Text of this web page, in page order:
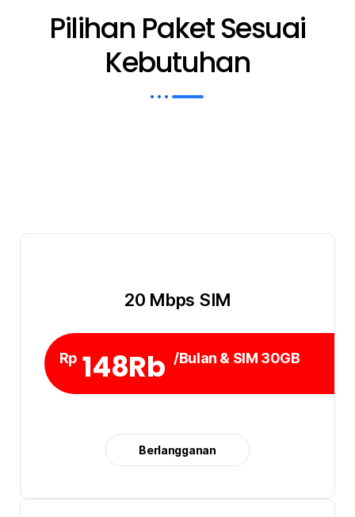
Pilihan Paket Sesuai
Kebutuhan
20 Mbps SIM
Rp 148Rb /Bulan & SIM 30GB
Berlangganan